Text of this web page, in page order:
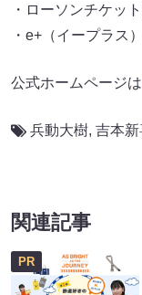
・ローソンチケッ
・e+（イープラス
公式ホームページは
兵動大樹, 吉本新
関連記事
PR